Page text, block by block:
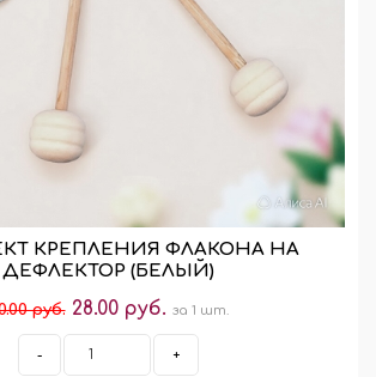
КРЕПЛЕНИЯ ФЛАКОНА НА
ДЕФЛЕКТОР (БЕЛЫЙ)
руб. 28.00 руб. за 1 шт.
- +